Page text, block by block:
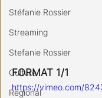
Stéfanie Rossier
Streaming
Stefanie Rossier
Culture
Régional
FORMAT 1/1
https://vimeo.com/